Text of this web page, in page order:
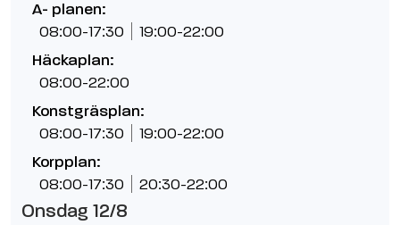
A- planen:
08:00-17:30 19:00-22:00
Häckaplan:
08:00-22:00
Konstgräsplan:
08:00-17:30 19:00-22:00
Korpplan:
08:00-17:30 20:30-22:00
Onsdag 12/8